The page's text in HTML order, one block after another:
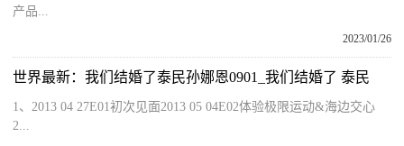
产品...
2023/01/26
世界最新：我们结婚了泰民孙娜恩0901_我们结婚了 泰民
1、2013 04 27E01初次见面2013 05 04E02体验极限运动&海边交心
2...